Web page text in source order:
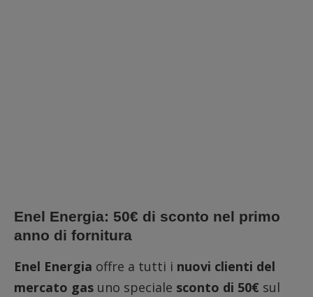
Enel Energia: 50€ di sconto nel primo
anno di fornitura
Enel Energia offre a tutti i nuovi clienti del
mercato gas uno speciale sconto di 50€ sul